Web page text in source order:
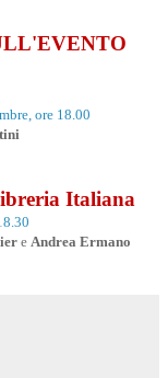
ore 18.00
Italiana
e Andrea Ermano